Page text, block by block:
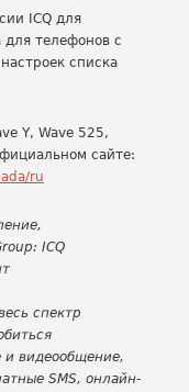
ICQ для
для телефонов с
списка
Y, Wave 525,
сайте:
ru
ICQ
спектр
и видеообщение,
SMS, онлайн-